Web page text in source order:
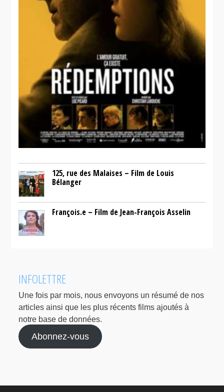
125, rue des Malaises – Film de Louis
Bélanger
François.e – Film de Jean-François Asselin
INFOLETTRE
Une fois par mois, nous envoyons un résumé de nos
articles ainsi que les plus récents films ajoutés à
notre base de données.
Abonnez-vous